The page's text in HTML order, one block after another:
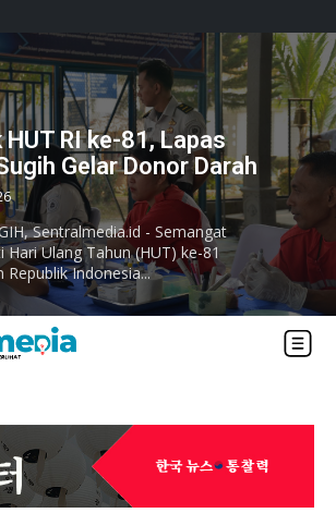
RI ke-81, Lapas
Gelar Donor Darah
Sentralmedia.id - Semangat
Hari Ulang Tahun (HUT) ke-81
Republik Indonesia...